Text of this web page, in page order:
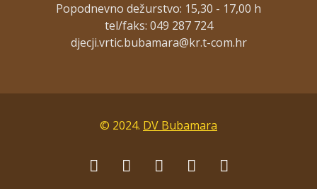
Obavijest kandidatima natječaja za
Popodnevno dežurstvo: 15,30 - 17,00 h
tel/faks: 049 287 724
djecji.vrtic.bubamara@kr.t-com.hr
© 2024. DV Bubamara